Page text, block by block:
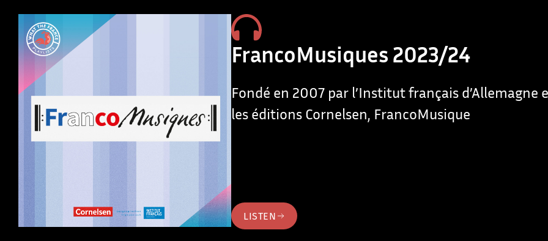
FrancoMusiques 2023/24
Fondé en 2007 par l’Institut français d’Allemagne
les éditions Cornelsen, FrancoMusique
LISTEN